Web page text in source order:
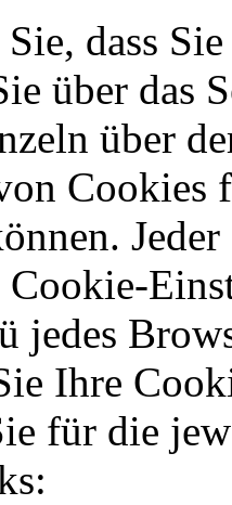
dass
über das
über
Cookies
jedes
Ihre
für die